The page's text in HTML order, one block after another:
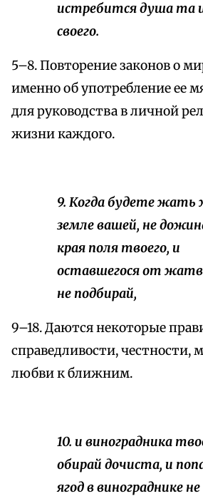
истребится душа та
своего.
5–8. Повторение законов о
именно об употребление ее
для руководства в личной
жизни каждого.
9. Когда будете
земле вашей, не
края поля твоего, и
оставшегося от
не подбирай,
9–18. Даются некоторые
справедливости, честности,
любви к ближним.
10. и виноградника
обирай дочиста, и
ягод в винограднике не